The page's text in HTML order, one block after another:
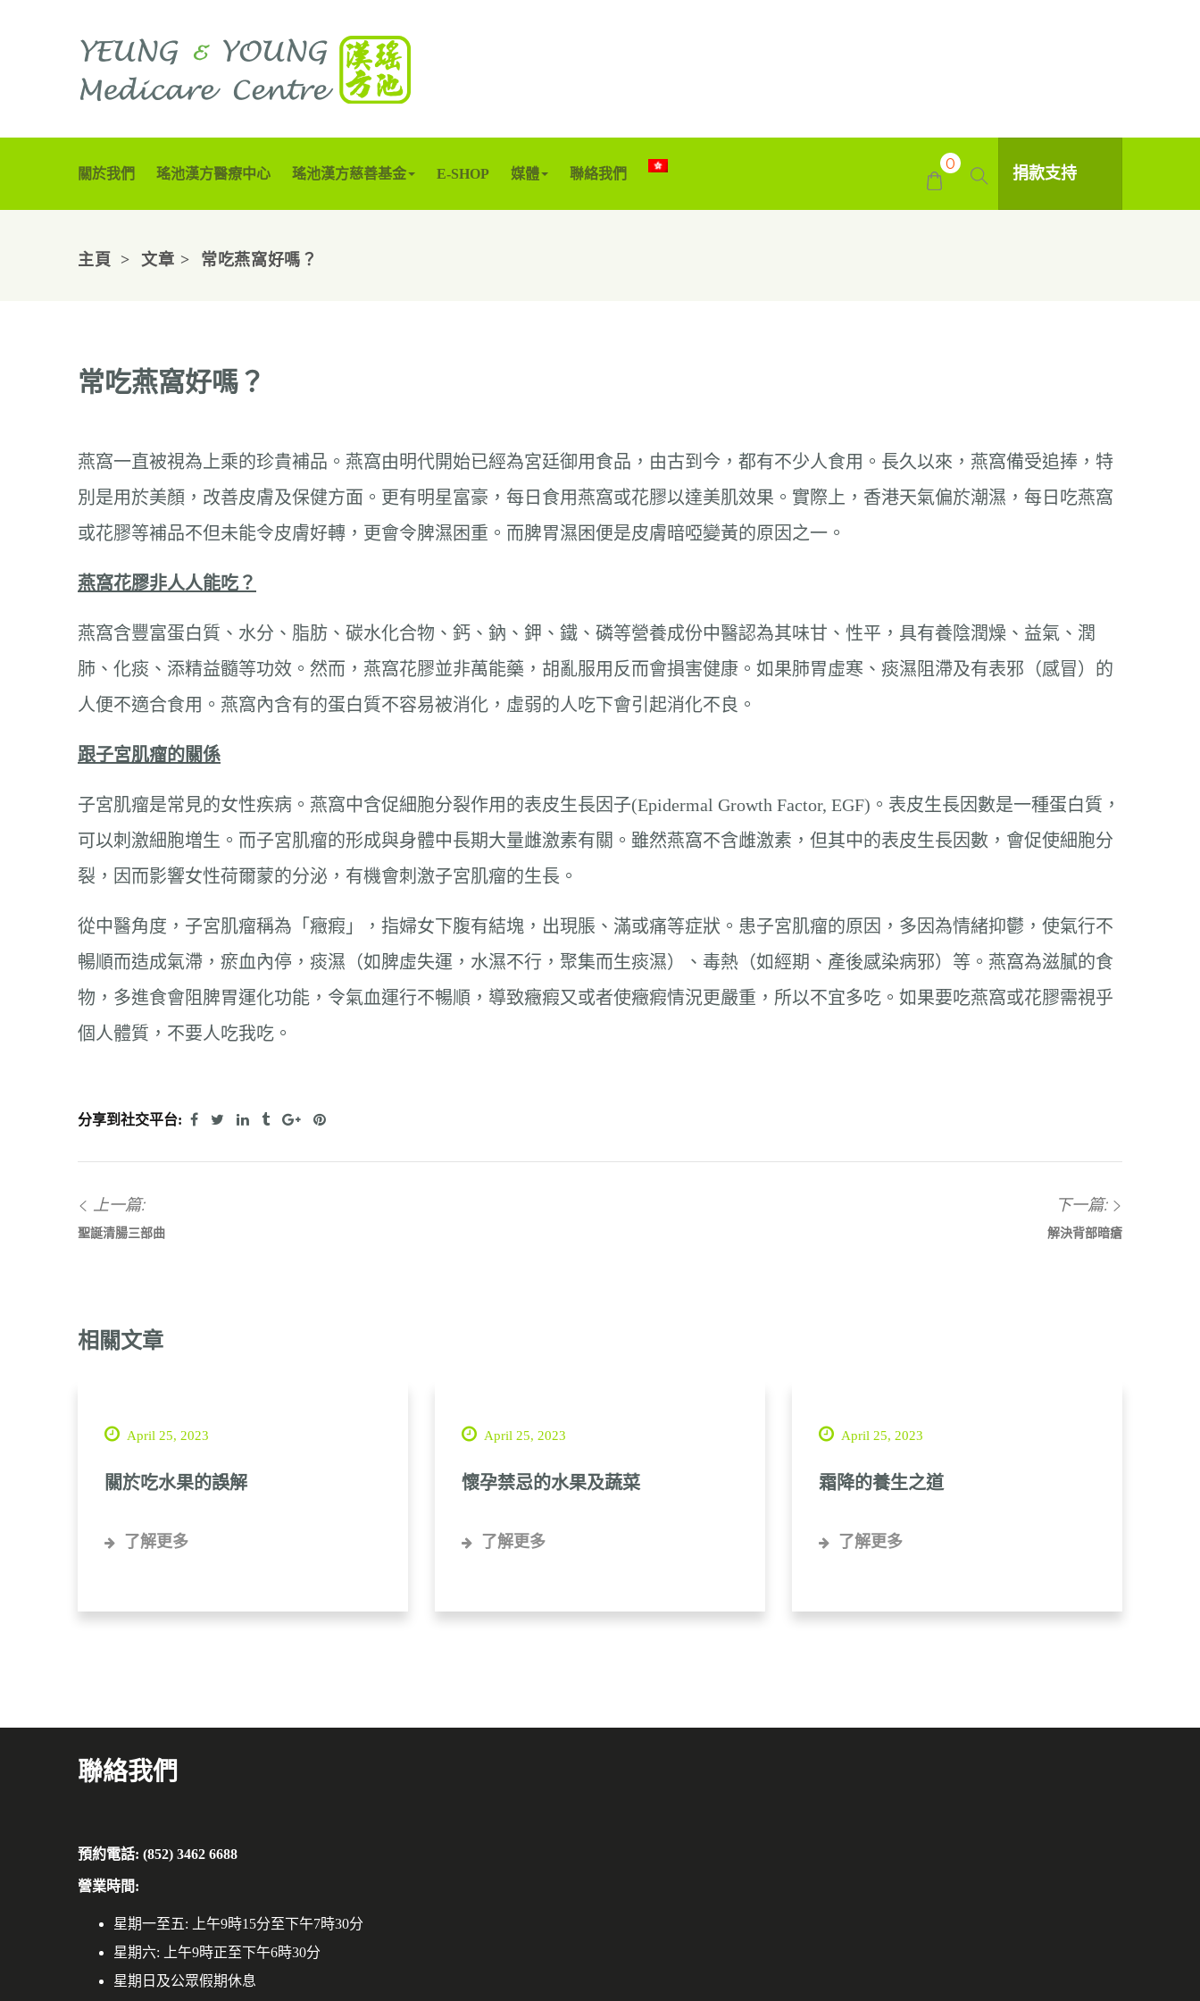
關於我們 瑤池漢方醫療中心 瑤池漢方慈善基金 E-SHOP 媒體 聯絡我們 捐款支持
0
主頁 文章 常吃燕窩好嗎？
常吃燕窩好嗎？
燕窩一直被視為上乘的珍貴補品。燕窩由明代開始已經為宮廷御用食品，由古到今，都有不少人食用。長久以來，燕窩備受追捧，特
別是用於美顏，改善皮膚及保健方面。更有明星富豪，每日食用燕窩或花膠以達美肌效果。實際上，香港天氣偏於潮濕，每日吃燕窩
或花膠等補品不但未能令皮膚好轉，更會令脾濕困重。而脾胃濕困便是皮膚暗啞變黃的原因之一。
燕窩花膠非人人能吃？
燕窩含豐富蛋白質、水分、脂肪、碳水化合物、鈣、鈉、鉀、鐵、磷等營養成份中醫認為其味甘、性平，具有養陰潤燥、益氣、潤
肺、化痰、添精益髓等功效。然而，燕窩花膠並非萬能藥，胡亂服用反而會損害健康。如果肺胃虛寒、痰濕阻滯及有表邪（感冒）的
人便不適合食用。燕窩內含有的蛋白質不容易被消化，虛弱的人吃下會引起消化不良。
跟子宮肌瘤的關係
子宮肌瘤是常見的女性疾病。燕窩中含促細胞分裂作用的表皮生長因子(Epidermal Growth Factor, EGF)。表皮生長因數是一種蛋白質，
可以刺激細胞増生。而子宮肌瘤的形成與身體中長期大量雌激素有關。雖然燕窩不含雌激素，但其中的表皮生長因數，會促使細胞分
裂，因而影響女性荷爾蒙的分泌，有機會刺激子宮肌瘤的生長。
從中醫角度，子宮肌瘤稱為「癥瘕」，指婦女下腹有結塊，出現脹、滿或痛等症狀。患子宮肌瘤的原因，多因為情緒抑鬱，使氣行不
暢順而造成氣滯，瘀血內停，痰濕（如脾虛失運，水濕不行，聚集而生痰濕）、毒熱（如經期、產後感染病邪）等。燕窩為滋膩的食
物，多進食會阻脾胃運化功能，令氣血運行不暢順，導致癥瘕又或者使癥瘕情況更嚴重，所以不宜多吃。如果要吃燕窩或花膠需視乎
個人體質，不要人吃我吃。
分享到社交平台:
上一篇:
聖誕清腸三部曲
下一篇:
解決背部暗瘡
相關文章
April 25, 2023
關於吃水果的誤解
了解更多
April 25, 2023
懷孕禁忌的水果及蔬菜
了解更多
April 25, 2023
霜降的養生之道
了解更多
聯絡我們
預約電話: (852) 3462 6688
營業時間:
星期一至五: 上午9時15分至下午7時30分
星期六: 上午9時正至下午6時30分
星期日及公眾假期休息